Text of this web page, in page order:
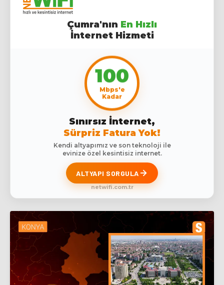
Çumra'nın En Hızlı
İnternet Hizmeti
100
Mbps'e
Kadar
Sınırsız İnternet,
Sürpriz Fatura Yok!
Kendi altyapımız ve son teknoloji ile
evinize özel kesintisiz internet.
ALTYAPI SORGULA
netwifi.com.tr